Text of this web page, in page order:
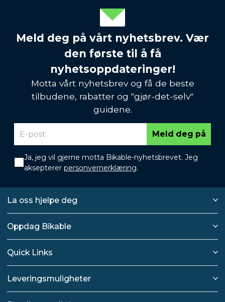
Meld deg på vårt nyhetsbrev. Vær
den første til å få
nyhetsoppdateringer!
Motta vårt nyhetsbrev og få de beste
tilbudene, rabatter og "gjør-det-selv"
guidene.
Meld deg på
Ja, jeg vil gjerne motta Bikable-nyhetsbrevet. Jeg
aksepterer personvernerklæring.
La oss hjelpe deg
Oppdag Bikable
Quick Links
Leveringsmuligheter